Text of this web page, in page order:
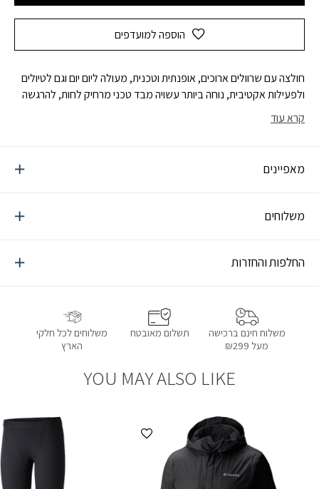
הוספה למועדפים
חולצה עם שרוולים ארוכים, אופנתית וטכנית, מעולה ליום יום וגם לטיולים
ולפעילות אקטיבית, נוחה ביותר עשויה מבד טכני מרחיק לחות, להרגשה
קרא עוד
מאפיינים
משלוחים
החלפות והחזרות
משלוח חינם ברכישה
מעל ₪299
תשלום מאובטח
משלוחים לכל חלקי
הארץ
YOU MAY ALSO LIKE
הוספה למועדפים